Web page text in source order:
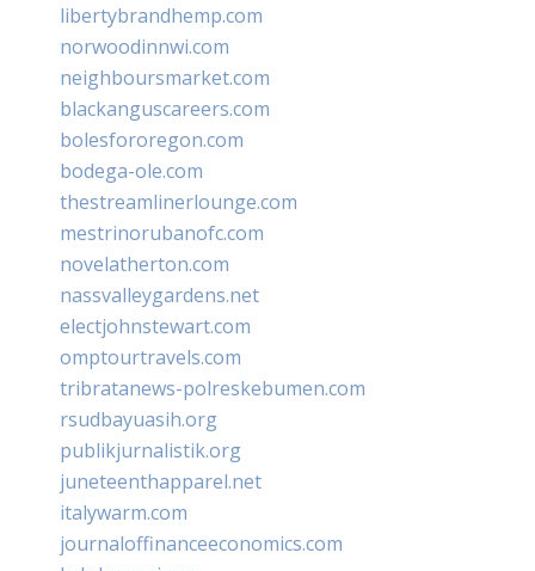
libertybrandhemp.com
norwoodinnwi.com
neighboursmarket.com
blackanguscareers.com
bolesfororegon.com
bodega-ole.com
thestreamlinerlounge.com
mestrinorubanofc.com
novelatherton.com
nassvalleygardens.net
electjohnstewart.com
omptourtravels.com
tribratanews-polreskebumen.com
rsudbayuasih.org
publikjurnalistik.org
juneteenthapparel.net
italywarm.com
journaloffinanceeconomics.com